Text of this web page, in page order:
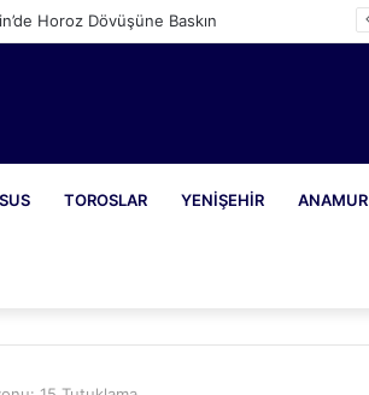
Horoz Dövüşüne Baskın
TOROSLAR YENIŞEHIR ANAMUR